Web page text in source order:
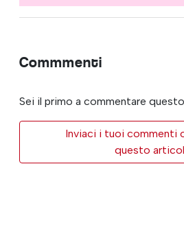
Commmenti
Sei il primo a commentare
Inviaci i tuoi commenti
questo